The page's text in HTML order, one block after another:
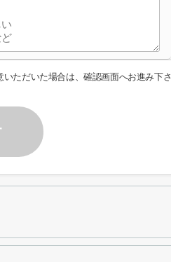
ただいた場合は、確認画面へお進み下さ